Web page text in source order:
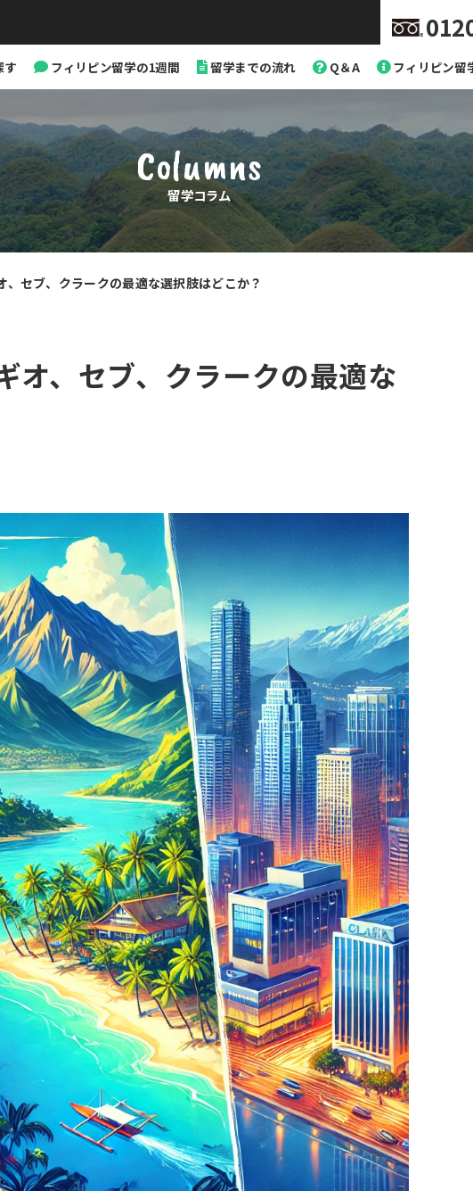
す フィリピン留学の1週間 留学までの流れ Q＆A フィリピン留
Columns
留学コラム
、セブ、クラークの最適な選択肢はどこか？
ー
オ、セブ、クラークの最適な